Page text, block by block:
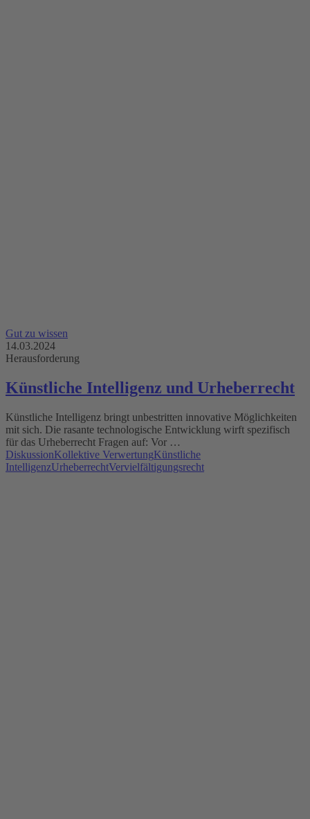
Gut zu wissen
14.03.2024
Herausforderung
Künstliche Intelligenz und Urheberrecht
Künstliche Intelligenz bringt unbestritten innovative Möglichkeiten
mit sich. Die rasante technologische Entwicklung wirft spezifisch
für das Urheberrecht Fragen auf: Vor …
DiskussionKollektive VerwertungKünstliche
IntelligenzUrheberrechtVervielfältigungsrecht